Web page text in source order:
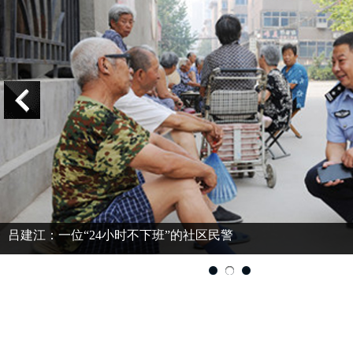
吕建江：一位“24小时不下班”的社区民警